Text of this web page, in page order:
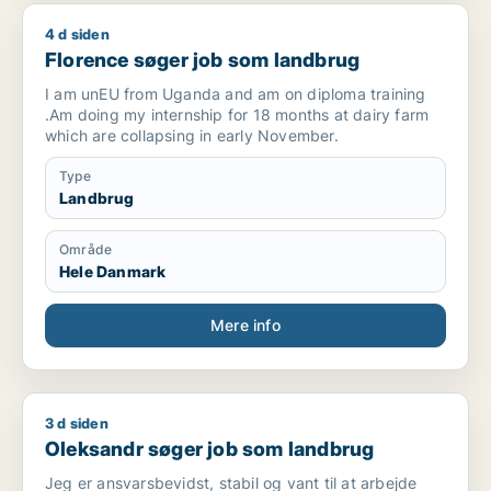
Bac+2 en Géographie
Université dAdjarra – Bénin
Diplôme obtenu : Juillet 2019
---
CERTIFICATIONS ET FORMATIONS
COMPLÉMENTAIRES
Attestation de cours en ligne ouvert – Économie et
gestion de lenvironnement et des ressources
naturelles
Institut de la Francophonie pour le Développement
Durable (IFDD) et Organisation internationale de la
Francophonie (OIF)
Certificat – Le trilemme énergétique : quelle
perspective pour lénergie durable ?
Institut de la Francophonie pour le Développement
Durable (IFDD) et Organisation internationale de la
Francophonie (OIF)
Florence søger job som landbrug
4 d siden
Florence søger job som landbrug
I am unEU from Uganda and am on diploma training
.Am doing my internship for 18 months at dairy farm
which are collapsing in early November.
Type
Landbrug
Område
Hele Danmark
Mere info
Oleksandr søger job som landbrug
3 d siden
Oleksandr søger job som landbrug
Jeg er ansvarsbevidst, stabil og vant til at arbejde